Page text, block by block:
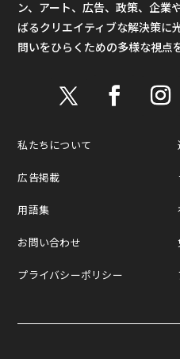
ン、アート、広告、政策、企業
ばるクリエイティブな解決策に
問いをひらくための多様な視点
私たちについて
広告掲載
用語集
お問い合わせ
プライバシーポリシー